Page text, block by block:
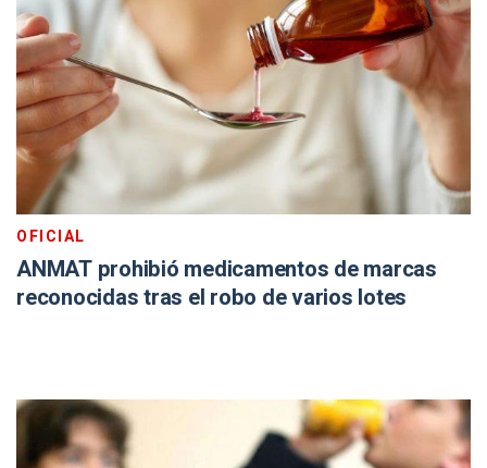
OFICIAL
ANMAT prohibió medicamentos de marcas
reconocidas tras el robo de varios lotes